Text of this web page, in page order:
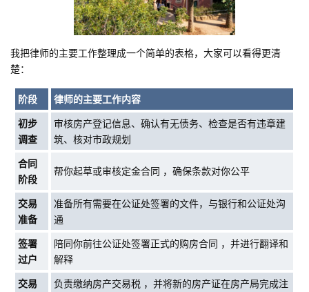
我把律师的主要工作整理成一个简单的表格，大家可以看得更清
楚：
阶段
律师的主要工作内容
初步
调查
审核房产登记信息、确认有无债务、检查是否有违章建
筑、核对市政规划
合同
阶段
帮你起草或审核定金合同 ，确保条款对你公平
交易
准备
准备所有需要在公证处签署的文件，与银行和公证处沟
通
签署
过户
陪同你前往公证处签署正式的购房合同 ，并进行翻译和
解释
交易
负责缴纳房产交易税 ，并将新的房产证在房产局完成注